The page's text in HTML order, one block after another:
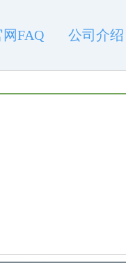
网FAQ 公司介绍